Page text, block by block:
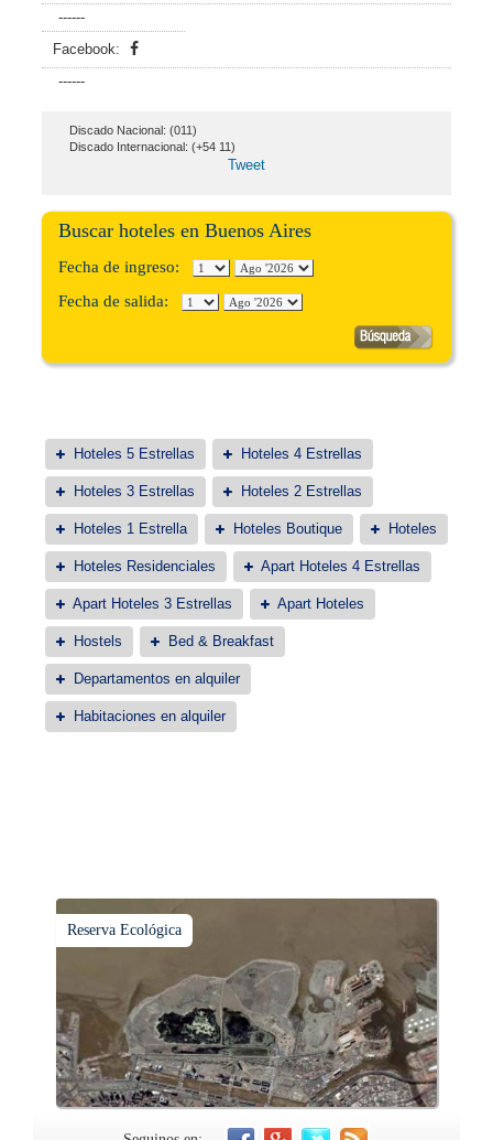
------
Facebook:
------
Discado Nacional: (011)
Discado Internacional: (+54 11)
Tweet
Buscar hoteles en Buenos Aires
Fecha de ingreso:
Fecha de salida:
Hoteles 5 Estrellas Hoteles 4 Estrellas
Hoteles 3 Estrellas Hoteles 2 Estrellas
Hoteles 1 Estrella Hoteles Boutique Hoteles
Hoteles Residenciales Apart Hoteles 4 Estrellas
Apart Hoteles 3 Estrellas Apart Hoteles
Hostels Bed & Breakfast
Departamentos en alquiler
Habitaciones en alquiler
Reserva Ecológica